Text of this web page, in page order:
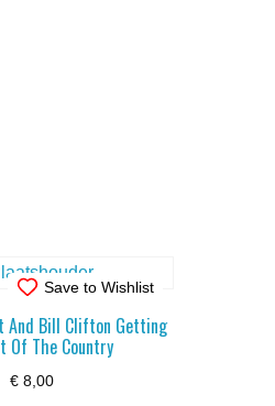
Save to Wishlist
And Bill Clifton Getting
Of The Country
€ 8,00